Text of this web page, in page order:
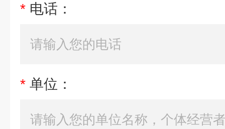
* 电话：
* 单位：